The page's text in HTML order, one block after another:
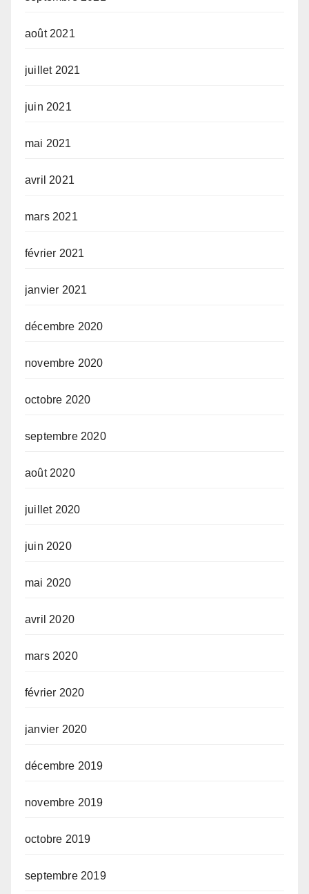
août 2021
juillet 2021
juin 2021
mai 2021
avril 2021
mars 2021
février 2021
janvier 2021
décembre 2020
novembre 2020
octobre 2020
septembre 2020
août 2020
juillet 2020
juin 2020
mai 2020
avril 2020
mars 2020
février 2020
janvier 2020
décembre 2019
novembre 2019
octobre 2019
septembre 2019